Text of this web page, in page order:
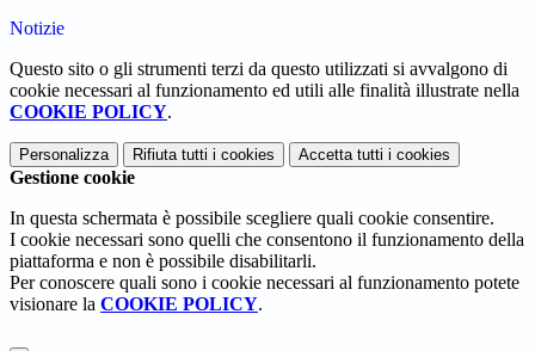
Notizie
Questo sito o gli strumenti terzi da questo utilizzati si avvalgono di
cookie necessari al funzionamento ed utili alle finalità illustrate nella
COOKIE POLICY.
Personalizza Rifiuta tutti i cookies Accetta tutti i cookies
Gestione cookie
In questa schermata è possibile scegliere quali cookie consentire.
I cookie necessari sono quelli che consentono il funzionamento della
piattaforma e non è possibile disabilitarli.
Per conoscere quali sono i cookie necessari al funzionamento potete
visionare la COOKIE POLICY.